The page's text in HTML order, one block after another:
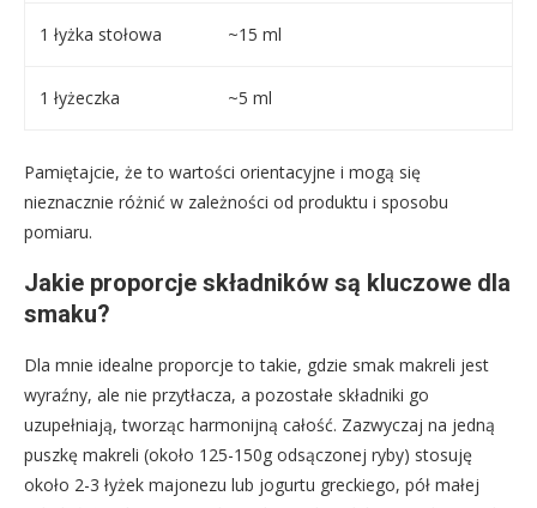
1 łyżka stołowa ~15 ml
1 łyżeczka ~5 ml
Pamiętajcie, że to wartości orientacyjne i mogą się
nieznacznie różnić w zależności od produktu i sposobu
pomiaru.
Jakie proporcje składników są kluczowe dla
smaku?
Dla mnie idealne proporcje to takie, gdzie smak makreli jest
wyraźny, ale nie przytłacza, a pozostałe składniki go
uzupełniają, tworząc harmonijną całość. Zazwyczaj na jedną
puszkę makreli (około 125-150g odsączonej ryby) stosuję
około 2-3 łyżek majonezu lub jogurtu greckiego, pół małej